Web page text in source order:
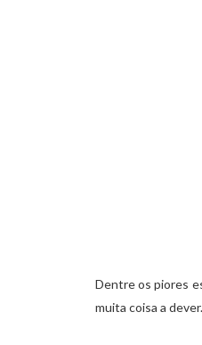
Dentre os piores
muita coisa a dever.